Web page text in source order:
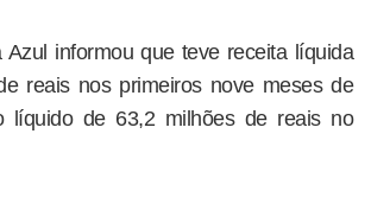
Azul informou que teve receita líquida
reais nos primeiros nove meses de
líquido de 63,2 milhões de reais no